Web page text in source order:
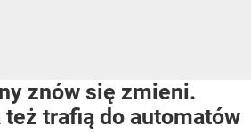
znów się zmieni.
też trafią do automatów